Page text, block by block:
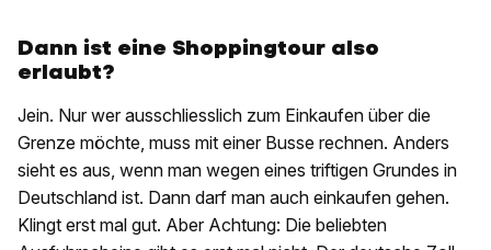
Dann ist eine Shoppingtour also
erlaubt?
Jein. Nur wer ausschliesslich zum Einkaufen über die
Grenze möchte, muss mit einer Busse rechnen. Anders
sieht es aus, wenn man wegen eines triftigen Grundes in
Deutschland ist. Dann darf man auch einkaufen gehen.
Klingt erst mal gut. Aber Achtung: Die beliebten